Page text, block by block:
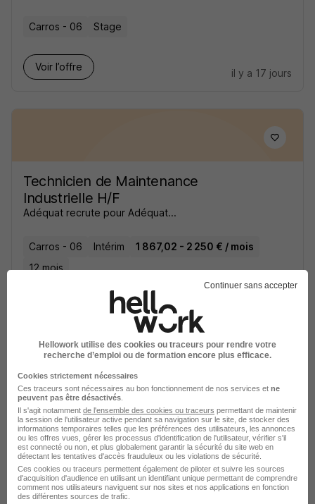
Carros - 06 Stage
Voir l’offre
il y a 17 jours
Technicien de Maintenance
Industrielle H/F
Adéquat recrute pour Adéquat...
Carros - 06 Intérim
1 867,02 - 2 250 € / mois
12 mois
Technicien de Maintenance H/F
Kalis Talents Super recruteur
Carros - 06 CDI 30 000 - 40 000 € / an
Continuer sans accepter
Hellowork utilise des cookies ou traceurs pour rendre votre
recherche d’emploi ou de formation encore plus efficace.
Cookies strictement nécessaires
Ces traceurs sont nécessaires au bon fonctionnement de nos services et ne
peuvent pas être désactivés
Il s'agit notamment de l'ensemble des cookies ou traceurs permettant de maintenir
la session de l'utilisateur active pendant sa navigation sur le site, de stocker des
informations temporaires telles que les préférences des utilisateurs, les annonces
ou les offres vues, gérer les processus d'identification de l'utilisateur, vérifier s'il
est connecté ou non, et plus globalement garantir la sécurité du site web en
détectant les tentatives d'accès frauduleux ou les violations de sécurité.
Ces cookies ou traceurs permettent également de piloter et suivre les sources
d'acquisition d'audience en utilisant un identifiant unique permettant de comprendre
comment nos utilisateurs naviguent sur nos sites et nos applications en fonction
des différentes sources de trafic.